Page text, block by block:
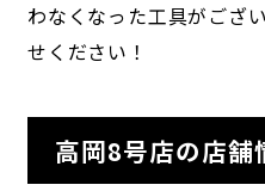
わなくなった工具がござ
せください！
高岡8号店の店舗